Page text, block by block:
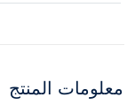
معلومات المنتج